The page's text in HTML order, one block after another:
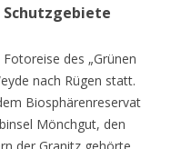
Schutzgebiete
des „Grünen
nach Rügen statt.
Biosphärenreservat
Mönchgut, den